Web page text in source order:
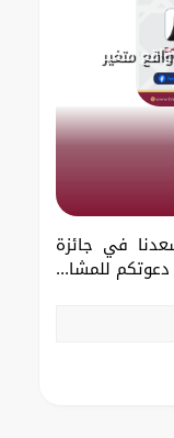
متغير
في جائزة
للمشا...